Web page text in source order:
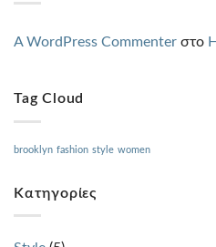
A WordPress Commenter στο
Tag Cloud
brooklyn fashion style women
Kατηγορίες